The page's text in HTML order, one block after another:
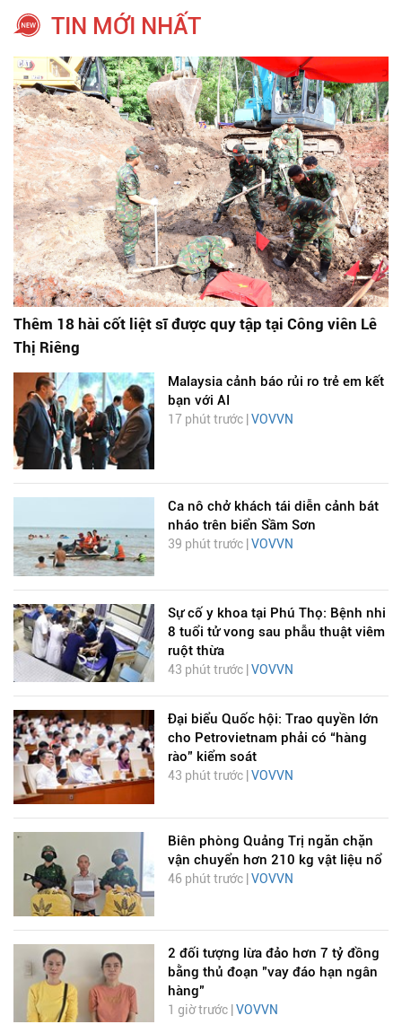
TIN MỚI NHẤT
Thêm 18 hài cốt liệt sĩ được quy tập tại Công viên Lê
Thị Riêng
Malaysia cảnh báo rủi ro trẻ em kết
bạn với AI
17 phút trước | VOVVN
Ca nô chở khách tái diễn cảnh bát
nháo trên biển Sầm Sơn
39 phút trước | VOVVN
Sự cố y khoa tại Phú Thọ: Bệnh nhi
8 tuổi tử vong sau phẫu thuật viêm
ruột thừa
43 phút trước |VOVVN
Đại biểu Quốc hội: Trao quyền lớn
cho Petrovietnam phải có “hàng
rào” kiểm soát
43 phút trước | VOVVN
Biên phòng Quảng Trị ngăn chặn
vận chuyển hơn 210 kg vật liệu nổ
46 phút trước | VOVVN
2 đối tượng lừa đảo hơn 7 tỷ đồng
bằng thủ đoạn "vay đáo hạn ngân
hàng"
1 giờ trước | VOVVN